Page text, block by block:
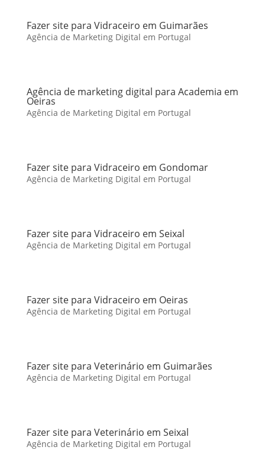
Fazer site para Vidraceiro em Guimarães
Agência de Marketing Digital em Portugal
Agência de marketing digital para Academia em
Oeiras
Agência de Marketing Digital em Portugal
Fazer site para Vidraceiro em Gondomar
Agência de Marketing Digital em Portugal
Fazer site para Vidraceiro em Seixal
Agência de Marketing Digital em Portugal
Fazer site para Vidraceiro em Oeiras
Agência de Marketing Digital em Portugal
Fazer site para Veterinário em Guimarães
Agência de Marketing Digital em Portugal
Fazer site para Veterinário em Seixal
Agência de Marketing Digital em Portugal